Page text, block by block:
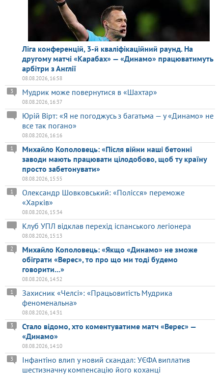
Ліга конференцій, 3-й кваліфікаційний раунд. На
другому матчі «Карабах» — «Динамо» працюватимуть
арбітри з Англії
08.08.2026, 16:58
Мудрик може повернутися в «Шахтар»
3
08.08.2026, 16:37
Юрій Вірт: «Я не погоджусь з багатьма — у «Динамо» не
все так погано»
08.08.2026, 16:16
Михайло Кополовець: «Після війни наші бетонні
заводи мають працювати цілодобово, щоб ту країну
просто забетонувати»
1
08.08.2026, 15:55
Олександр Шовковський: «Полісся» переможе
«Харків»
1
08.08.2026, 15:34
Клуб УПЛ відклав перехід іспанського легіонера
08.08.2026, 15:13
Михайло Кополовець: «Якщо «Динамо» не зможе
обіграти «Верес», то про що ми тоді будемо
говорити...»
2
08.08.2026, 14:52
Захисник «Челсі»: «Працьовитість Мудрика
феноменальна»
1
08.08.2026, 14:31
Стало відомо, хто коментуватиме матч «Верес» —
«Динамо»
3
08.08.2026, 14:10
Інфантіно влип у новий скандал: УЄФА виплатив
шестизначну компенсацію його коханці
3